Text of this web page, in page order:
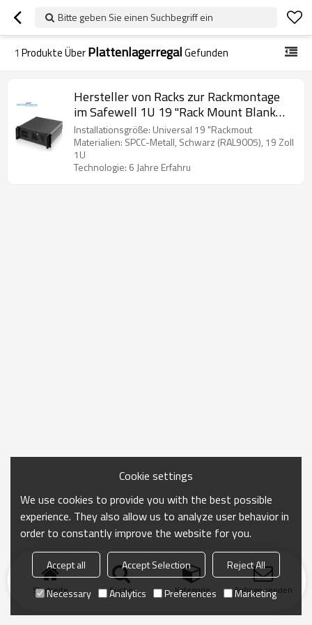
Bitte geben Sie einen Suchbegriff ein
1 Produkte ÜberPlattenlagerregalGefunden
Hersteller von Racks zur Rackmontage
im Safewell 1U 19 "Rack Mount Blank
Panel
Installationsgröße: Universal 19 "Rackmout
Materialien: SPCC-Metall, Schwarz (RAL9005), 19 Zoll
1U
Technologie: 6 Jahre Erfahru
Startseite Suche Kategorie Anfrage senden
Cookie settings
We use cookies to provide you with the best possible
experience. They also allow us to analyze user behavior in
order to constantly improve the website for you.
Accept all Accept Selection
Reject All
Necessary
Analytics Preferences Marketing